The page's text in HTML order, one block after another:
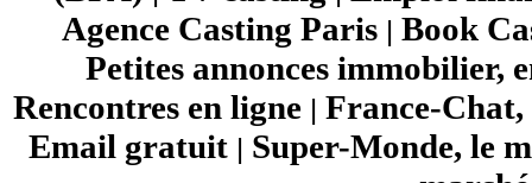
Agence Casting Paris | Book
Petites annonces immobilier,
Rencontres en ligne | France-Chat,
Email gratuit| Super-Monde, le